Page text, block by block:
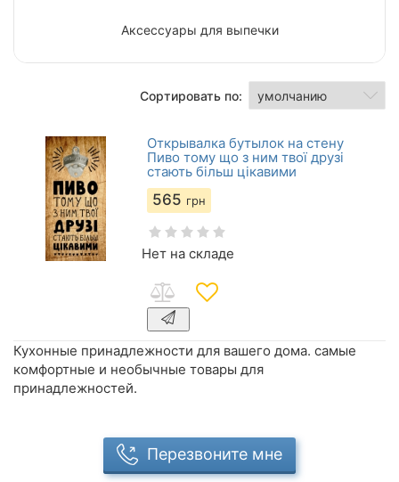
Аксессуары для выпечки
Сортировать по:
Открывалка бутылок на стену
Пиво тому що з ним твої друзі
стають більш цікавими
565 грн
Нет на складе
Кухонные принадлежности для вашего дома. самые
комфортные и необычные товары для
принадлежностей.
Перезвоните мне